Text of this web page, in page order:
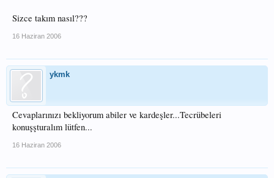
Sizce takım nasıl???
16 Haziran 2006
ykmk
Cevaplarınızı bekliyorum abiler ve kardeşler...Tecrübeleri
konuşşturalım lütfen...
16 Haziran 2006